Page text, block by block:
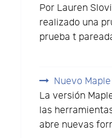
Por Lauren
realizado una
prueba t
Nuevo
La versión
las
abre nuevas